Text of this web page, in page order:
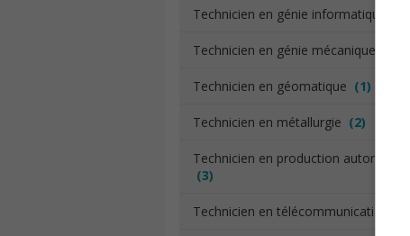
Technicien en génie informatique
Technicien en génie mécanique
Technicien en géomatique (1)
Technicien en métallurgie (2)
Technicien en production automatisée
(3)
Technicien en télécommunications